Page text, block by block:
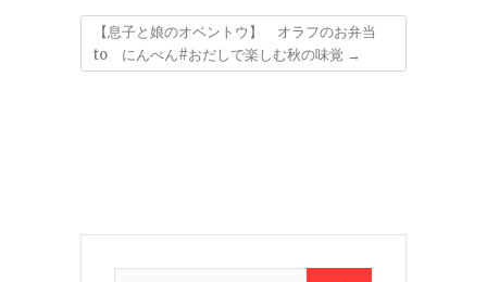
【息子と娘のオベントウ】 オラフのお弁当
to にんべん#おだしで楽しむ秋の味覚 →